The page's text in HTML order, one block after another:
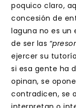
poquico claro,
concesión de
laguna no es un
de ser las “
ejercer su
si esa gente ha
opinan, se
contradicen, se